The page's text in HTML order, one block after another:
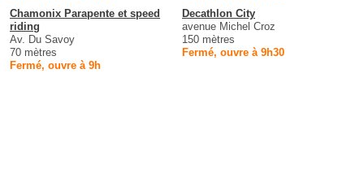
Chamonix Parapente et speed
riding
Av. Du Savoy
70 mètres
Fermé, ouvre à 9h
Decathlon City
avenue Michel Croz
150 mètres
Fermé, ouvre à 9h30